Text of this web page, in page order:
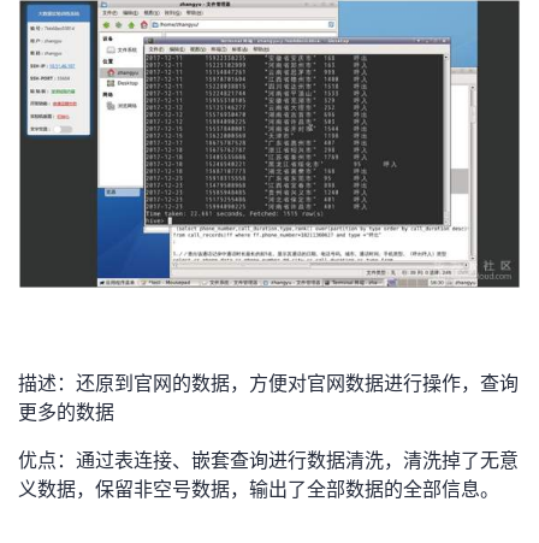
者
学
堂
证
实
验
的
收
支
持
我
持
建
议
描述：还原到官网的数据，方便对官网数据进行操作，查询
更多的数据
优点：通过表连接、嵌套查询进行数据清洗，清洗掉了无意
义数据，保留非空号数据，输出了全部数据的全部信息。